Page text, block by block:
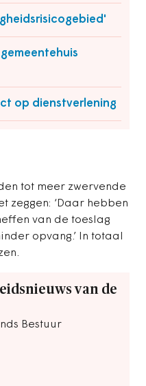
op dienstverlening
tot meer zwervende
zeggen: ‘Daar hebben
van de toeslag
opvang.’ In totaal
van de
Bestuur